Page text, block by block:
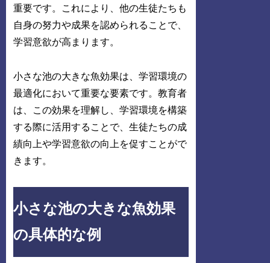
重要です。これにより、他の生徒たちも
自身の努力や成果を認められることで、
学習意欲が高まります。
小さな池の大きな魚効果は、学習環境の
最適化において重要な要素です。教育者
は、この効果を理解し、学習環境を構築
する際に活用することで、生徒たちの成
績向上や学習意欲の向上を促すことがで
きます。
小さな池の大きな魚効果
の具体的な例